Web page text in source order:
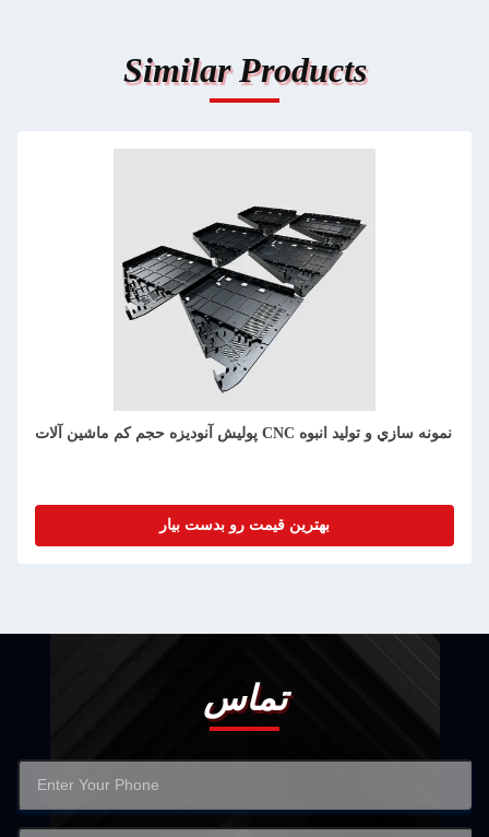
Similar Products
ماشینکاری CNC نوآورانه با حجم کم برای تولید در مقیاس کوچک
بهترین قیمت رو بدست بیار
تماس